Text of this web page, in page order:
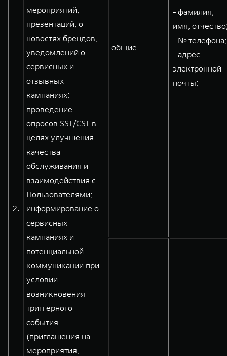
2.
мероприятий,
презентаций, о
новостях брендов,
уведомлений о
сервисных и
отзывных
кампаниях;
проведение
опросов SSI/CSI в
целях улучшения
качества
обслуживания и
взаимодействия с
Пользователями;
информирование о
сервисных
кампаниях и
потенциальной
коммуникации при
условии
возникновения
триггерного
события
(приглашения на
мероприятия,
общие
- фамилия,
имя,
- № телефона;
- адрес
электронной
почты;